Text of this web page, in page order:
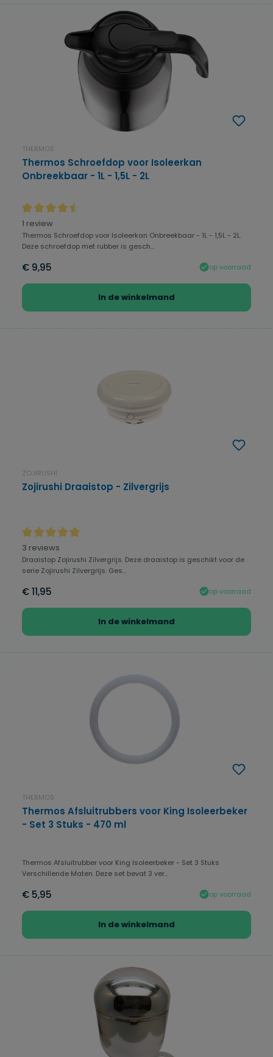
THERMOS
Thermos Schroefdop voor Isoleerkan
Onbreekbaar - 1L - 1,5L - 2L
Gemiddelde waardering van 4.5 van 5 sterren
1 review
Thermos Schroefdop voor Isoleerkan Onbreekbaar - 1L - 1,5L - 2L.
Deze schroefdop met rubber is gesch...
€ 9,95 op voorraad
In de winkelmand
ZOJIRUSHI
Zojirushi Draaistop - Zilvergrijs
Gemiddelde waardering van 5 van 5 sterren
3 reviews
Draaistop Zojirushi Zilvergrijs. Deze draaistop is geschikt voor de
serie Zojirushi Zilvergrijs. Ges...
€ 11,95 op voorraad
In de winkelmand
THERMOS
Thermos Afsluitrubbers voor King Isoleerbeker
- Set 3 Stuks - 470 ml
Thermos Afsluitrubber voor King Isoleerbeker - Set 3 Stuks
Verschillende Maten. Deze set bevat 3 ver...
€ 5,95 op voorraad
In de winkelmand